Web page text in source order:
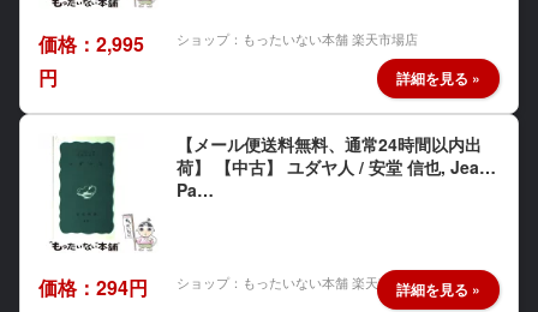
価格：2,995
円
ショップ：もったいない本舗 楽天市場店
【メール便送料無料、通常24時間以内出
荷】 【中古】 ユダヤ人 / 安堂 信也, Jean‐
Pa…
価格：294円 ショップ：もったいない本舗 楽天市場店